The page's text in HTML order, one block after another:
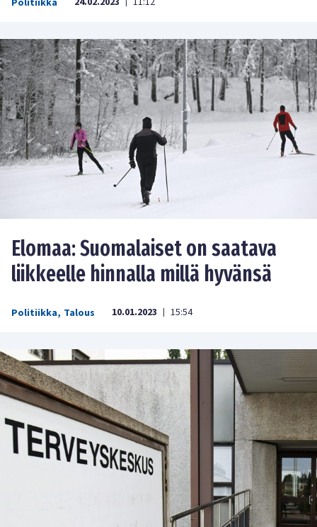
Politiikka
Elomaa: Suomalaiset on saatava
liikkeelle hinnalla millä hyvänsä
Politiikka, Talous 10.01.2023 | 15:54